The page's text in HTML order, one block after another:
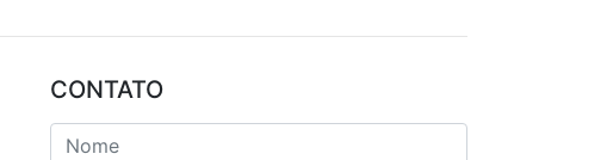
CONTATO